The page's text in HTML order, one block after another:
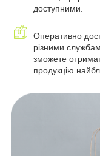
доступними.
Оперативно
різними
зможете
продукцію